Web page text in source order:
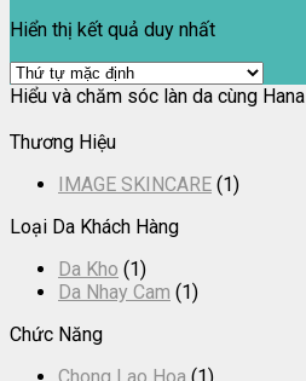
Hiển thị kết quả duy nhất
Hiểu và chăm sóc làn da cùng Hana
Thương Hiệu
IMAGE SKINCARE (1)
Loại Da Khách Hàng
Da Kho (1)
Da Nhay Cam (1)
Chức Năng